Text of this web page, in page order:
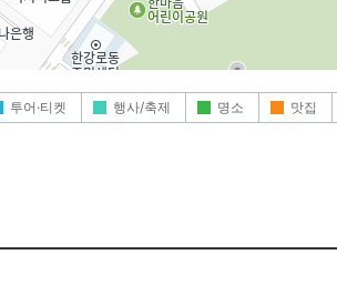
투어·티켓 행사/축제 명소 맛집